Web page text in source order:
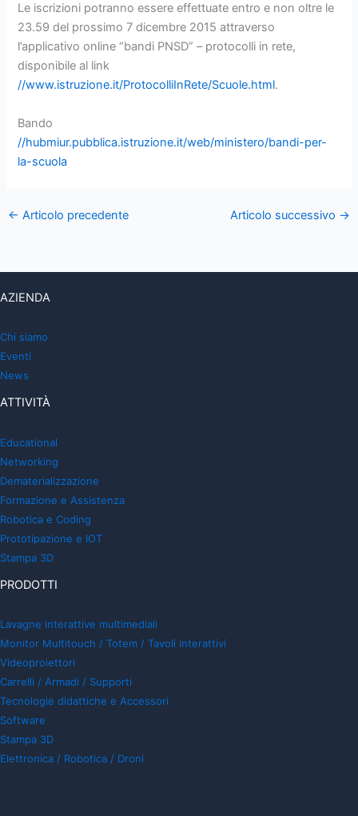
Le iscrizioni potranno essere effettuate entro e non oltre le
23.59 del prossimo 7 dicembre 2015 attraverso
l’applicativo online “bandi PNSD” – protocolli in rete,
disponibile al link
//www.istruzione.it/ProtocolliInRete/Scuole.html.
Bando
//hubmiur.pubblica.istruzione.it/web/ministero/bandi-per-
la-scuola
← Articolo precedente Articolo successivo →
AZIENDA
Chi siamo
Eventi
News
ATTIVITÀ
Educational
Networking
Dematerializzazione
Formazione e Assistenza
Robotica e Coding
Prototipazione e IOT
Stampa 3D
PRODOTTI
Lavagne interattive multimediali
Monitor Multitouch / Totem / Tavoli interattivi
Videoproiettori
Carrelli / Armadi / Supporti
Tecnologie didattiche e Accessori
Software
Stampa 3D
Elettronica / Robotica / Droni